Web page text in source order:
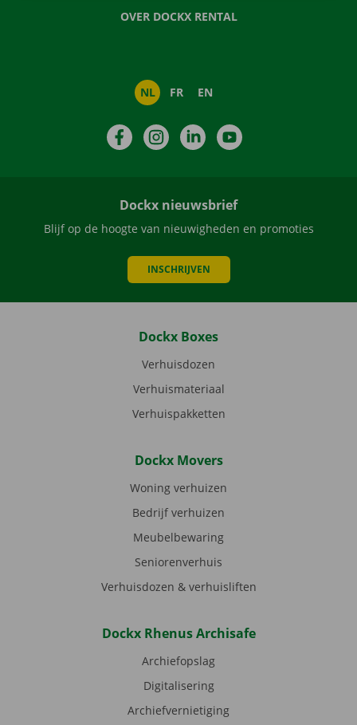
OVER DOCKX RENTAL
NL FR EN
FacebookInstagramLinkedIn
Dockx nieuwsbrief
Blijf op de hoogte van nieuwigheden en promoties
INSCHRIJVEN
Dockx Boxes
Verhuisdozen
Verhuismateriaal
Verhuispakketten
Dockx Movers
Woning verhuizen
Bedrijf verhuizen
Meubelbewaring
Seniorenverhuis
Verhuisdozen & verhuisliften
Dockx Rhenus Archisafe
Archiefopslag
Digitalisering
Archiefvernietiging